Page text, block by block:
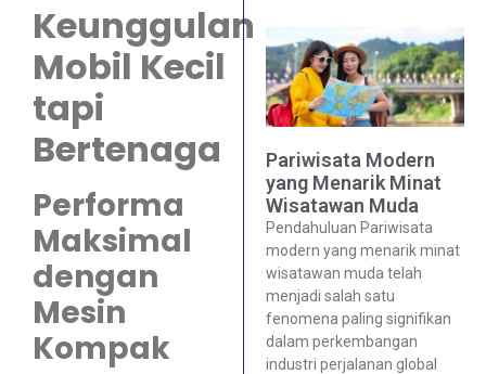
Keunggulan
Mobil Kecil
tapi
Bertenaga
Performa
Maksimal
dengan
Mesin
Kompak
Pariwisata Modern
yang Menarik Minat
Wisatawan Muda
Pendahuluan Pariwisata
modern yang menarik minat
wisatawan muda telah
menjadi salah satu
fenomena paling signifikan
dalam perkembangan
industri perjalanan global